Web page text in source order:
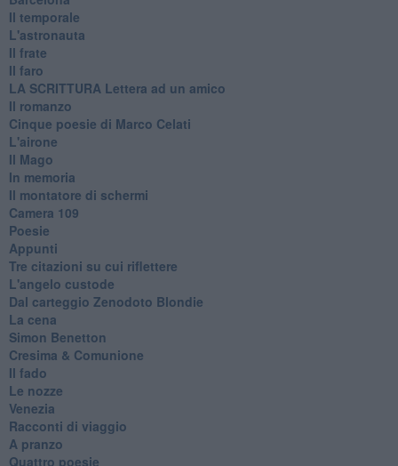
Il temporale
L'astronauta
Il frate
Il faro
​LA SCRITTURA Lettera ad un amico
Il romanzo
Cinque poesie di Marco Celati
L'airone
Il Mago
In memoria
Il montatore di schermi
Camera 109
Poesie
Appunti
Tre citazioni su cui riflettere
L'angelo custode
Dal carteggio Zenodoto Blondie
La cena
Simon Benetton
Cresima & Comunione
Il fado
Le nozze
Venezia
Racconti di viaggio
A pranzo
Quattro poesie